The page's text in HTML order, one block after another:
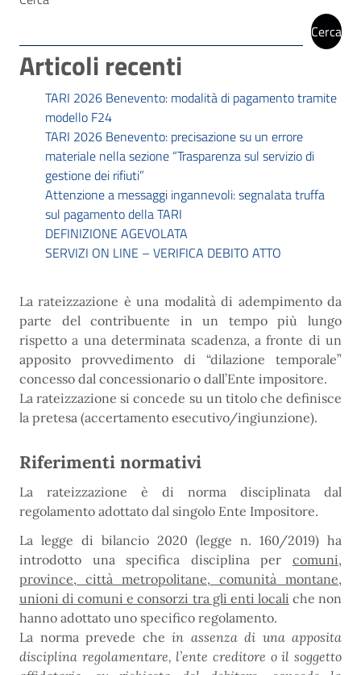
Cerca
Articoli recenti
TARI 2026 Benevento: modalità di pagamento tramite
modello F24
TARI 2026 Benevento: precisazione su un errore
materiale nella sezione “Trasparenza sul servizio di
gestione dei rifiuti”
Attenzione a messaggi ingannevoli: segnalata truffa
sul pagamento della TARI
DEFINIZIONE AGEVOLATA
SERVIZI ON LINE – VERIFICA DEBITO ATTO
La rateizzazione è una modalità di adempimento da
parte del contribuente in un tempo più lungo
rispetto a una determinata scadenza, a fronte di un
apposito provvedimento di “dilazione temporale”
concesso dal concessionario o dall’Ente impositore.
La rateizzazione si concede su un titolo che definisce
la pretesa (accertamento esecutivo/ingiunzione).
Riferimenti normativi
La rateizzazione è di norma disciplinata dal
regolamento adottato dal singolo Ente Impositore.
La legge di bilancio 2020 (legge n. 160/2019) ha
introdotto una specifica disciplina per comuni,
province, città metropolitane, comunità montane,
unioni di comuni e consorzi tra gli enti locali che non
hanno adottato uno specifico regolamento.
La norma prevede che in assenza di una apposita
disciplina regolamentare, l’ente creditore o il soggetto